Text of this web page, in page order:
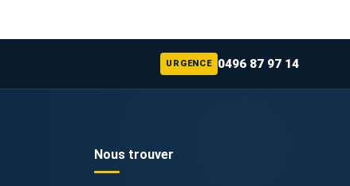
URGENCE 0496 87 97 14
Nous trouver